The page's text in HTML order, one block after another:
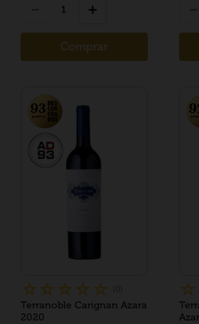
＋
Comprar
☆ ☆ ☆ ☆ ☆
Terranoble Carignan Azara
2020
☆